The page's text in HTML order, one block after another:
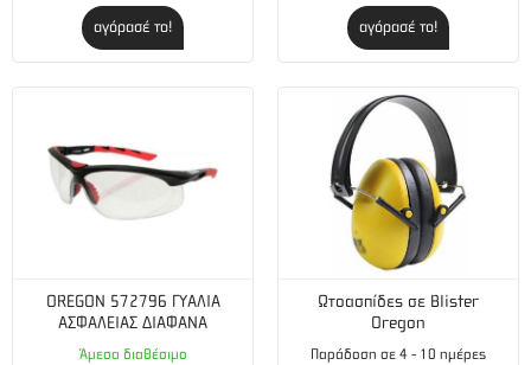
Τεπόζιτο βενζίνης : 0.24 L
Βήμα αλυσίδας : 3/8''
5 χρόνια εγγύηση
αγόρασέ το! αγόρασέ το!
OREGON 572796 ΓΥΑΛΙΑ
ΑΣΦΑΛΕΙΑΣ ΔΙΑΦΑΝΑ
Άμεσα διαθέσιμο
Ωτοασπίδες σε Blister
Oregon
Παράδοση σε 4 - 10 ημέρες